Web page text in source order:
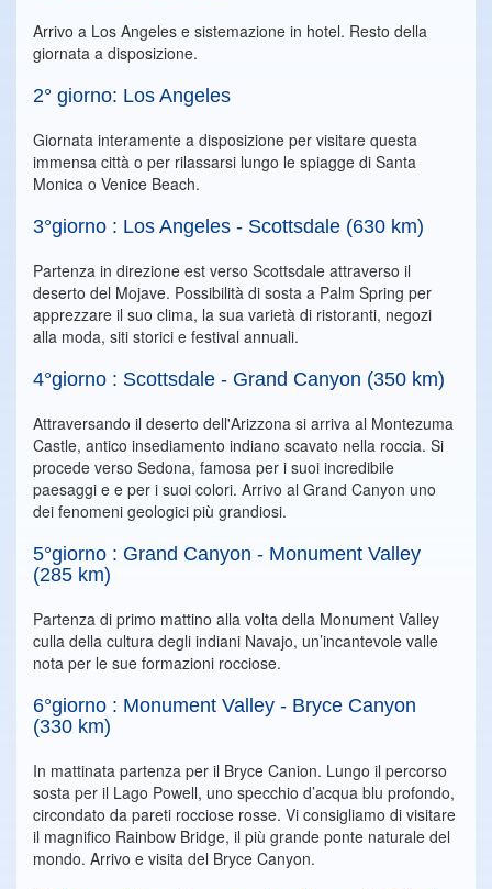
Arrivo a Los Angeles e sistemazione in hotel. Resto della
giornata a disposizione.
2° giorno: Los Angeles
Giornata interamente a disposizione per visitare questa
immensa città o per rilassarsi lungo le spiagge di Santa
Monica o Venice Beach.
3°giorno : Los Angeles - Scottsdale (630 km)
Partenza in direzione est verso Scottsdale attraverso il
deserto del Mojave. Possibilità di sosta a Palm Spring per
apprezzare il suo clima, la sua varietà di ristoranti, negozi
alla moda, siti storici e festival annuali.
4°giorno : Scottsdale - Grand Canyon (350 km)
Attraversando il deserto dell'Arizzona si arriva al Montezuma
Castle, antico insediamento indiano scavato nella roccia. Si
procede verso Sedona, famosa per i suoi incredibile
paesaggi e e per i suoi colori. Arrivo al Grand Canyon uno
dei fenomeni geologici più grandiosi.
5°giorno : Grand Canyon - Monument Valley
(285 km)
Partenza di primo mattino alla volta della Monument Valley
culla della cultura degli indiani Navajo, un’incantevole valle
nota per le sue formazioni rocciose.
6°giorno : Monument Valley - Bryce Canyon
(330 km)
In mattinata partenza per il Bryce Canion. Lungo il percorso
sosta per il Lago Powell, uno specchio d’acqua blu profondo,
circondato da pareti rocciose rosse. Vi consigliamo di visitare
il magnifico Rainbow Bridge, il più grande ponte naturale del
mondo. Arrivo e visita del Bryce Canyon.